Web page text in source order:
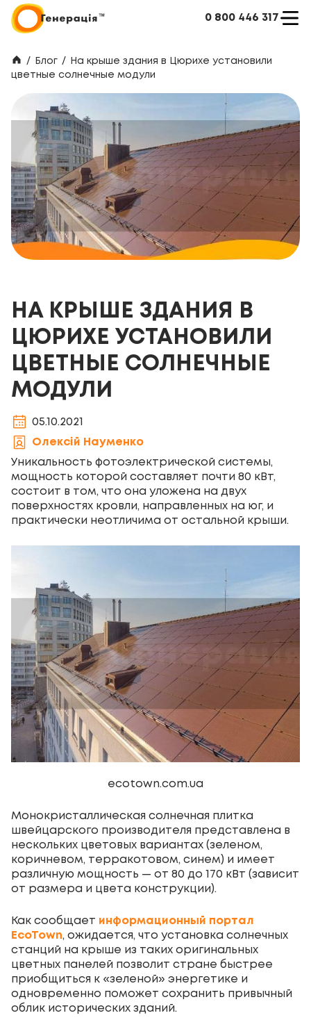
0 800 446 317
/ Блог /
На крыше здания в Цюрихе установили
цветные солнечные модули
НА КРЫШЕ ЗДАНИЯ В
ЦЮРИХЕ УСТАНОВИЛИ
ЦВЕТНЫЕ СОЛНЕЧНЫЕ
МОДУЛИ
05.10.2021
Олексій Науменко
Уникальность фотоэлектрической системы,
мощность которой составляет почти 80 кВт,
состоит в том, что она уложена на двух
поверхностях кровли, направленных на юг, и
практически неотличима от остальной крыши.
ecotown.com.ua
Монокристаллическая солнечная плитка
швейцарского производителя представлена в
нескольких цветовых вариантах (зеленом,
коричневом, терракотовом, синем) и имеет
различную мощность — от 80 до 170 кВт (зависит
от размера и цвета конструкции).
Как сообщает информационный портал
EcoTown, ожидается, что установка солнечных
станций на крыше из таких оригинальных
цветных панелей позволит стране быстрее
приобщиться к «зеленой» энергетике и
одновременно поможет сохранить привычный
облик исторических зданий.